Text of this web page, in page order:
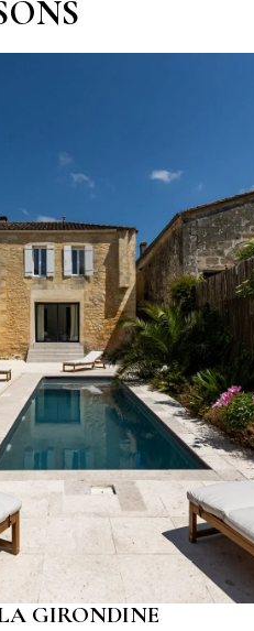
GIRONDINE